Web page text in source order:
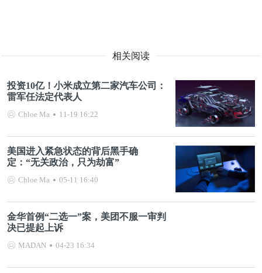
相关阅读
投资10亿！小米成立第二家汽车公司：
雷军任法定代表人
Chloe Ma 11-19 16:22
美国进入紧急状态的背后黑手确
定：“无关政治，只为劫富”
Chloe Ma 05-11 16:40
金华首例“二选一”案，美团不服一审判
决已提起上诉
MADAN 04-23 16:34